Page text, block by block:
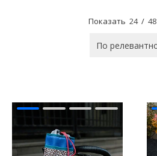
Показать 24 / 48